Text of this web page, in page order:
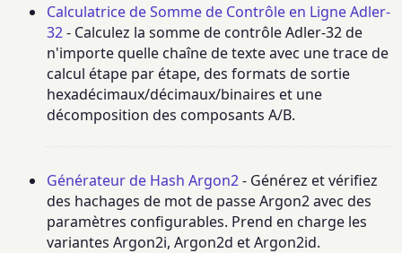
Calculatrice de Somme de Contrôle en Ligne Adler-
32- Calculez la somme de contrôle Adler-32 de
n'importe quelle chaîne de texte avec une trace de
calcul étape par étape, des formats de sortie
hexadécimaux/décimaux/binaires et une
décomposition des composants A/B.
Générateur de Hash Argon2- Générez et vérifiez
des hachages de mot de passe Argon2 avec des
paramètres configurables. Prend en charge les
variantes Argon2i, Argon2d et Argon2id.